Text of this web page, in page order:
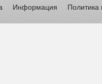
Информация Политика